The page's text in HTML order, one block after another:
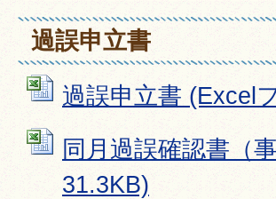
過誤申立書
過誤申立書 (Excel
同月過誤確認書（
31.3KB)